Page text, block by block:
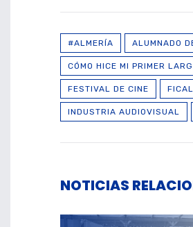
#ALMERÍA ALUMNADO
CÓMO HICE MI PRIMER
FESTIVAL DE CINE
INDUSTRIA AUDIOVISUAL
NOTICIAS